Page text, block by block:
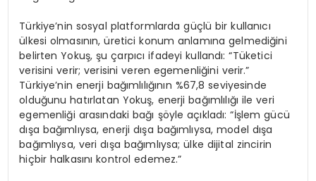
Türkiye’nin sosyal platformlarda güçlü bir kullanıcı
ülkesi olmasının, üretici konum anlamına gelmediğini
belirten Yokuş, şu çarpıcı ifadeyi kullandı: “Tüketici
verisini verir; verisini veren egemenliğini verir.”
Türkiye’nin enerji bağımlılığının %67,8 seviyesinde
olduğunu hatırlatan Yokuş, enerji bağımlılığı ile veri
egemenliği arasındaki bağı şöyle açıkladı: “İşlem gücü
dışa bağımlıysa, enerji dışa bağımlıysa, model dışa
bağımlıysa, veri dışa bağımlıysa; ülke dijital zincirin
hiçbir halkasını kontrol edemez.”